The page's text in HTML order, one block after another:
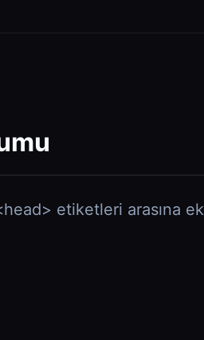
etiketleri arasına